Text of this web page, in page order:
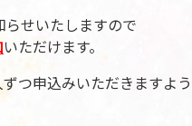
せいたしますので
いただけます。
つ申込みいただきますよう